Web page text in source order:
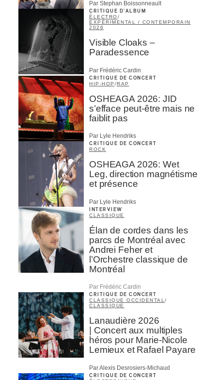
Par Stephan Boissonneault
CRITIQUE D'ALBUM
ÉLECTRO/
EXPÉRIMENTAL / CONTEMPORAIN
2026
Visible Cloaks –
Paradessence
Par Frédéric Cardin
CRITIQUE DE CONCERT
HIP-HOP /RAP
OSHEAGA 2026: JID
s’efface peut-être mais ne
faiblit pas
Par Lyle Hendriks
CRITIQUE DE CONCERT
ROCK
OSHEAGA 2026: Wet
Leg, direction magnétisme
et présence
Par Lyle Hendriks
INTERVIEW
CLASSIQUE
Élan de cordes dans les
parcs de Montréal avec
Andrei Feher et
l’Orchestre classique de
Montréal
Par Frédéric Cardin
CRITIQUE DE CONCERT
CLASSIQUE OCCIDENTAL /
CLASSIQUE
Lanaudière 2026
| Concert aux multiples
héros pour Marie-Nicole
Lemieux et Rafael Payare
Par Alexis Desrosiers-Michaud
CRITIQUE DE CONCERT